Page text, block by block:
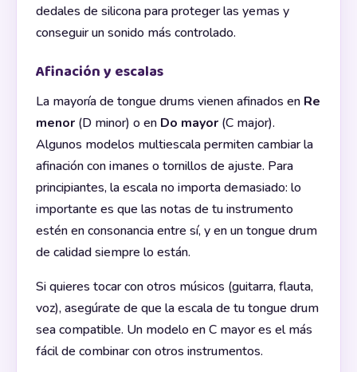
dedales de silicona para proteger las yemas y
conseguir un sonido más controlado.
Afinación y escalas
La mayoría de tongue drums vienen afinados en Re
menor (D minor) o en Do mayor (C major).
Algunos modelos multiescala permiten cambiar la
afinación con imanes o tornillos de ajuste. Para
principiantes, la escala no importa demasiado: lo
importante es que las notas de tu instrumento
estén en consonancia entre sí, y en un tongue drum
de calidad siempre lo están.
Si quieres tocar con otros músicos (guitarra, flauta,
voz), asegúrate de que la escala de tu tongue drum
sea compatible. Un modelo en C mayor es el más
fácil de combinar con otros instrumentos.